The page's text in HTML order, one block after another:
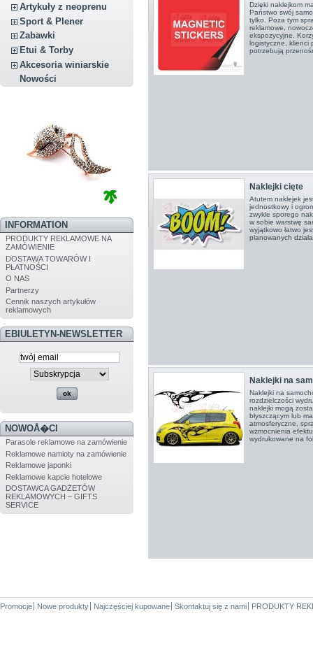
Artykuły z neoprenu
Sport & Plener
Zabawki
Etui & Torby
Akcesoria winiarskie
Nowości
INFORMATION
PRODUKTY REKLAMOWE NA
ZAMÓWIENIE
DOSTAWA TOWARÓW I
PŁATNOŚCI
O NAS
Partnerzy
Cennik naszych artykułów
reklamowych
EBIULETYN-NEWSLETTER
NOWOÅ�CI
Parasole reklamowe na zamówienie
Reklamowe namioty na zamówienie
Reklamowe japonki
Reklamowe kapcie hotelowe
DOSTAWCA GADŻETÓW
REKLAMOWYCH – GIFTS
SERVICE
Dzięki naklejkom
Państwo swój
tylko. Poza tym
reklamowe,
ekspozycyjne.
logistyczne, klienci
potrzebują
Naklejki cięte
Atutem naklejek
jednostkowy i
zwykle sporego
w sobie warstwę
wyjątkowo łatwo
planowanych
Naklejki na
Naklejki na
rozdzielczości
naklejki mogą
błyszczącym lub
atmosferyczne,
wzmocnienia
wydrukowane na
Promocje Nowe produkty Najczęściej kupowane Skontaktuj się z nami PRODUKTY